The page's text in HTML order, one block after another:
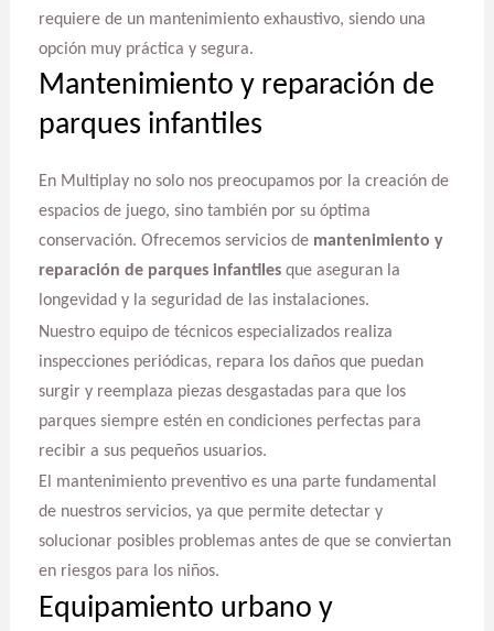
requiere de un mantenimiento exhaustivo, siendo una
opción muy práctica y segura.
Mantenimiento y reparación de
parques infantiles
En Multiplay no solo nos preocupamos por la creación de
espacios de juego, sino también por su óptima
conservación. Ofrecemos servicios de mantenimiento y
reparación de parques infantilesque aseguran la
longevidad y la seguridad de las instalaciones.
Nuestro equipo de técnicos especializados realiza
inspecciones periódicas, repara los daños que puedan
surgir y reemplaza piezas desgastadas para que los
parques siempre estén en condiciones perfectas para
recibir a sus pequeños usuarios.
El mantenimiento preventivo es una parte fundamental
de nuestros servicios, ya que permite detectar y
solucionar posibles problemas antes de que se conviertan
en riesgos para los niños.
Equipamiento urbano y